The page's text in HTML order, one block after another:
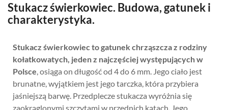
Stukacz świerkowiec. Budowa, gatunek i
charakterystyka.
Stukacz świerkowiec to gatunek chrząszcza z rodziny
kołatkowatych, jeden z najczęściej występujących w
Polsce, osiąga on długość od 4 do 6 mm. Jego ciało jest
brunatne, wyjątkiem jest jego tarczka, która przybiera
jaśniejszą barwę. Przedplecze stukacza wyróżnia się
zaokrąglonymi szczytami w przednich kątach. Jego